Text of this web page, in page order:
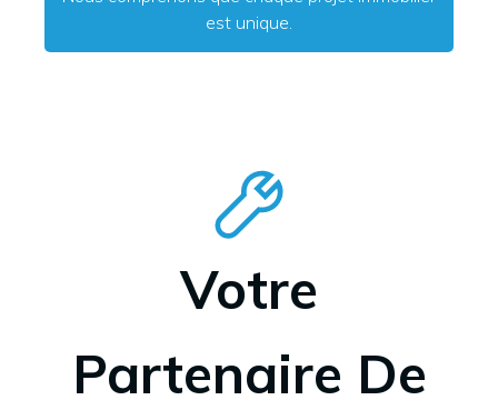
est unique.
Votre
Partenaire De